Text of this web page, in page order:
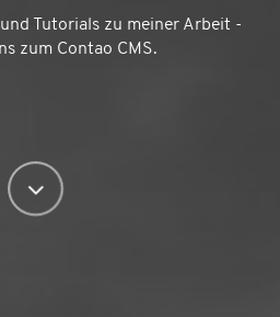
Tutorials zu meiner Arbeit -
zum Contao CMS.